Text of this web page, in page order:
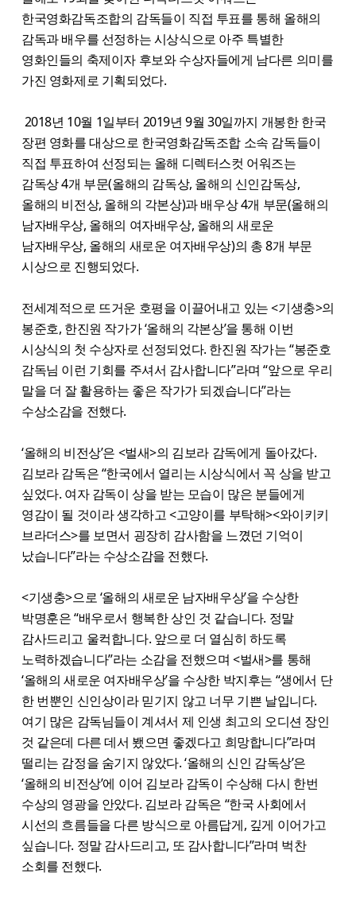
한국영화감독조합의 감독들이 직접 투표를 통해 올해의
감독과 배우를 선정하는 시상식으로 아주 특별한
영화인들의 축제이자 후보와 수상자들에게 남다른 의미를
가진 영화제로 기획되었다.
2018년 10월 1일부터 2019년 9월 30일까지 개봉한 한국
장편 영화를 대상으로 한국영화감독조합 소속 감독들이
직접 투표하여 선정되는 올해 디렉터스컷 어워즈는
감독상 4개 부문(올해의 감독상, 올해의 신인감독상,
올해의 비전상, 올해의 각본상)과 배우상 4개 부문(올해의
남자배우상, 올해의 여자배우상, 올해의 새로운
남자배우상, 올해의 새로운 여자배우상)의 총 8개 부문
시상으로 진행되었다.
전세계적으로 뜨거운 호평을 이끌어내고 있는 <기생충>의
봉준호, 한진원 작가가 ‘올해의 각본상’을 통해 이번
시상식의 첫 수상자로 선정되었다. 한진원 작가는 “봉준호
감독님 이런 기회를 주셔서 감사합니다”라며 “앞으로 우리
말을 더 잘 활용하는 좋은 작가가 되겠습니다”라는
수상소감을 전했다.
‘올해의 비전상’은 <벌새>의 김보라 감독에게 돌아갔다.
김보라 감독은 “한국에서 열리는 시상식에서 꼭 상을 받고
싶었다. 여자 감독이 상을 받는 모습이 많은 분들에게
영감이 될 것이라 생각하고 <고양이를 부탁해><와이키키
브라더스>를 보면서 굉장히 감사함을 느꼈던 기억이
났습니다”라는 수상소감을 전했다.
<기생충>으로 ‘올해의 새로운 남자배우상’을 수상한
박명훈은 “배우로서 행복한 상인 것 같습니다. 정말
감사드리고 울컥합니다. 앞으로 더 열심히 하도록
노력하겠습니다”라는 소감을 전했으며 <벌새>를 통해
‘올해의 새로운 여자배우상’을 수상한 박지후는 “생에서 단
한 번뿐인 신인상이라 믿기지 않고 너무 기쁜 날입니다.
여기 많은 감독님들이 계셔서 제 인생 최고의 오디션 장인
것 같은데 다른 데서 뵀으면 좋겠다고 희망합니다”라며
떨리는 감정을 숨기지 않았다. ‘올해의 신인 감독상’은
‘올해의 비전상’에 이어 김보라 감독이 수상해 다시 한번
수상의 영광을 안았다. 김보라 감독은 “한국 사회에서
시선의 흐름들을 다른 방식으로 아름답게, 깊게 이어가고
싶습니다. 정말 감사드리고, 또 감사합니다”라며 벅찬
소회를 전했다.